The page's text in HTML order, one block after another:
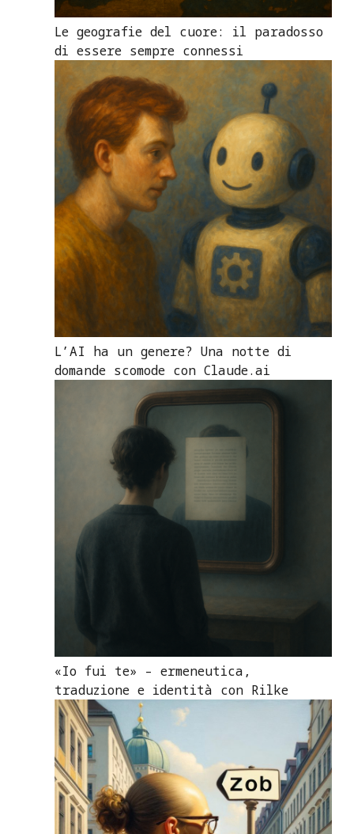
Le geografie del cuore: il paradosso
di essere sempre connessi
L’AI ha un genere? Una notte di
domande scomode con Claude.ai
«Io fui te» – ermeneutica,
traduzione e identità con Rilke